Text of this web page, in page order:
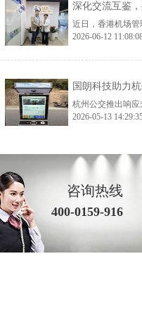
2026-06-12
2026-05-13
咨询热线
400-0159-916